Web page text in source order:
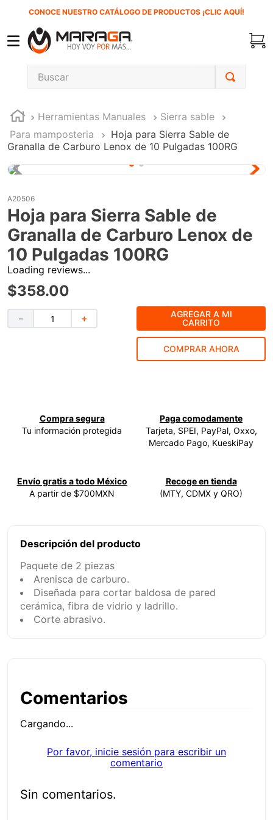
CONOCE NUESTRO CATÁLOGO DE PRODUCTOS ¡CLIC AQUÍ!
Buscar
Herramientas Manuales
Sierra sable
Para mamposteria
Hoja para Sierra Sable de
Granalla de Carburo Lenox de 10 Pulgadas 100RG
A20506
Hoja para Sierra Sable de
Granalla de Carburo Lenox de
10 Pulgadas 100RG
Loading reviews...
$358.00
＋
－
AGREGAR A MI
CARRITO
COMPRAR AHORA
Compra segura
Tu información protegida
Paga comodamente
Tarjeta, SPEI, PayPal, Oxxo,
Mercado Pago, KueskiPay
Envío gratis a todo México
A partir de $700MXN
Recoge en tienda
(MTY, CDMX y QRO)
Descripción del producto
Paquete de 2 piezas
Arenisca de carburo.
Diseñada para cortar baldosa de pared
cerámica, fibra de vidrio y ladrillo.
Corte abrasivo.
Comentarios
Cargando...
Por favor, inicie sesión para escribir un
comentario
Sin comentarios.
1.
carbones
2.
inversora
interruptor
7.
clavos